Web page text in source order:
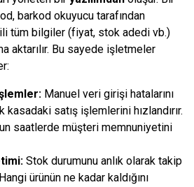
barkod okuyucu tarafından
tüm bilgiler (fiyat, stok adedi vb.)
aktarılır. Bu sayede işletmeler
Manuel veri girişi hatalarını
kasadaki satış işlemlerini hızlandırır.
saatlerde müşteri memnuniyetini
Stok durumunu anlık olarak takip
ürünün ne kadar kaldığını